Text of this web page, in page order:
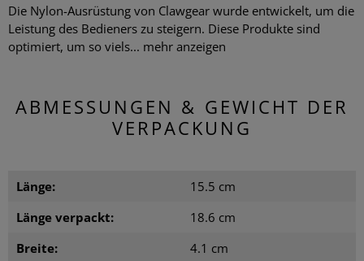
Die Nylon-Ausrüstung von Clawgear wurde entwickelt, um die
Leistung des Bedieners zu steigern. Diese Produkte sind
optimiert, um so viels... mehr anzeigen
ABMESSUNGEN & GEWICHT DER
VERPACKUNG
Länge:
15.5 cm
Länge verpackt:
18.6 cm
Breite:
4.1 cm